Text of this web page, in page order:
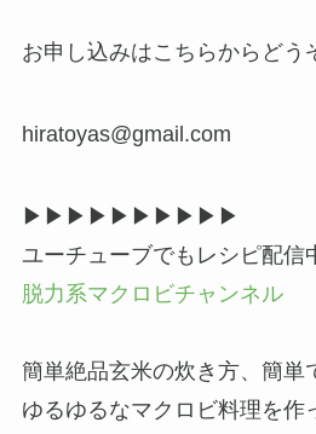
お申し込みはこちらからどう
hiratoyas@gmail.com
▶▶︎▶︎▶▶︎▶︎▶▶︎▶︎▶
ユーチューブでもレシピ配信
脱力系マクロビチャンネル
簡単絶品玄米の炊き方、簡単
ゆるゆるなマクロビ料理を作